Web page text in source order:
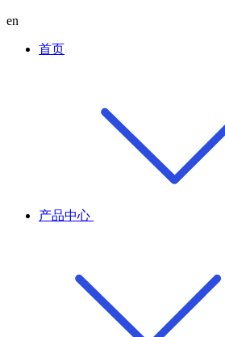
en
首页
产品中心